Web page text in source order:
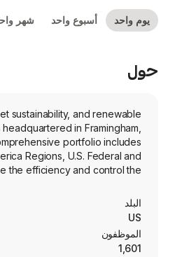
يوم واحد أسبوع واحد شهر
حول
sustainability, and renewable
in Framingham,
portfolio includes
Regions, U.S. Federal and
the efficiency and control the
from small-scale plants that it
All Other segment offers
products and systems.
البلد
US
الموظفون
1,601